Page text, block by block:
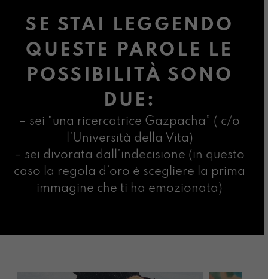
SE STAI LEGGENDO
QUESTE PAROLE LE
POSSIBILITÀ SONO
DUE:
– sei “una ricercatrice Gazpacha” ( c/o
l’Università della Vita)
– sei divorata dall’indecisione (in questo
caso la regola d’oro è scegliere la prima
immagine che ti ha emozionata)